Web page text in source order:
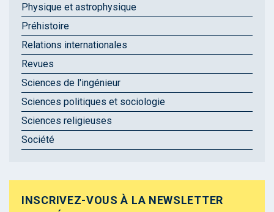
Physique et astrophysique
Préhistoire
Relations internationales
Revues
Sciences de l'ingénieur
Sciences politiques et sociologie
Sciences religieuses
Société
INSCRIVEZ-VOUS À LA NEWSLETTER